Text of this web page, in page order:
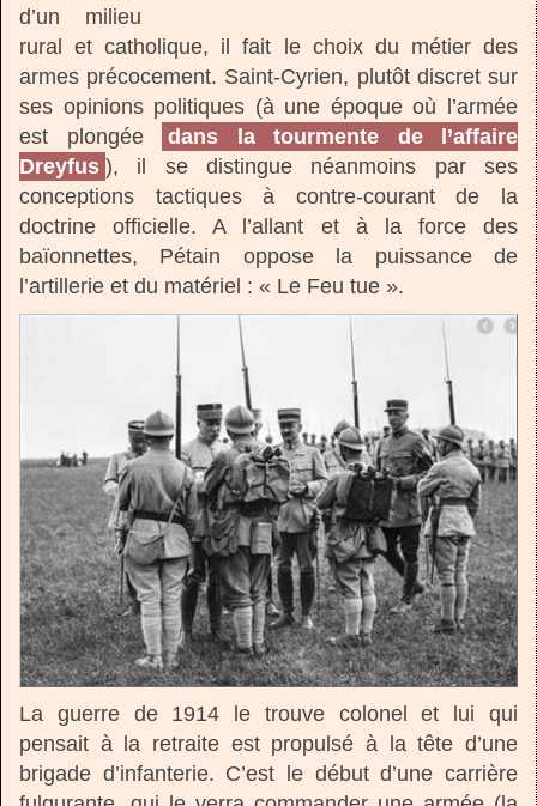
d’un milieu
rural et catholique, il fait le choix du métier des
armes précocement. Saint-Cyrien, plutôt discret sur
ses opinions politiques (à une époque où l’armée
est plongée
dans la tourmente de l’affaire
Dreyfus ), il se distingue néanmoins par ses
conceptions tactiques à contre-courant de la
doctrine officielle. A l’allant et à la force des
baïonnettes, Pétain oppose la puissance de
l’artillerie et du matériel : « Le Feu tue ».
La guerre de 1914 le trouve colonel et lui qui
pensait à la retraite est propulsé à la tête d’une
brigade d’infanterie. C’est le début d’une carrière